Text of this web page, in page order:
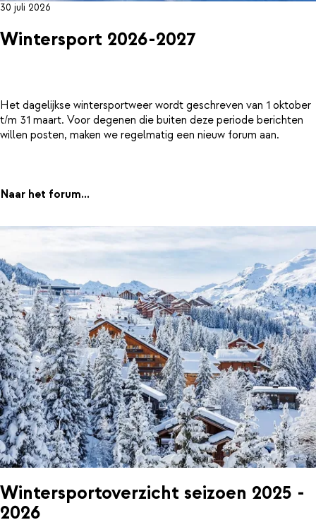
30 juli 2026
Wintersport 2026-2027
Het dagelijkse wintersportweer wordt geschreven van 1 oktober
t/m 31 maart. Voor degenen die buiten deze periode berichten
willen posten, maken we regelmatig een nieuw forum aan.
Naar het forum...
Wintersportoverzicht seizoen 2025 -
2026